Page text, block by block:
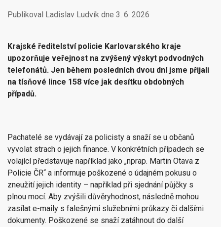
Publikoval Ladislav Ludvík dne 3. 6. 2026
Krajské ředitelství policie Karlovarského kraje
upozorňuje veřejnost na zvýšený výskyt podvodných
telefonátů. Jen během posledních dvou dní jsme přijali
na tísňové lince 158 více jak desítku obdobných
případů.
Pachatelé se vydávají za policisty a snaží se u občanů
vyvolat strach o jejich finance. V konkrétních případech se
volající představuje například jako „nprap. Martin Otava z
Policie ČR“ a informuje poškozené o údajném pokusu o
zneužití jejich identity – například při sjednání půjčky s
plnou mocí. Aby zvýšili důvěryhodnost, následně mohou
zasílat e-maily s falešnými služebními průkazy či dalšími
dokumenty. Poškozené se snaží zatáhnout do další